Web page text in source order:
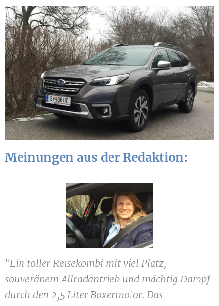
Meinungen aus der Redaktion:
"Ein toller Reisekombi mit viel Platz,
souveränem Allradantrieb und mächtig Dampf
durch den 2,5 Liter Boxermotor. Das